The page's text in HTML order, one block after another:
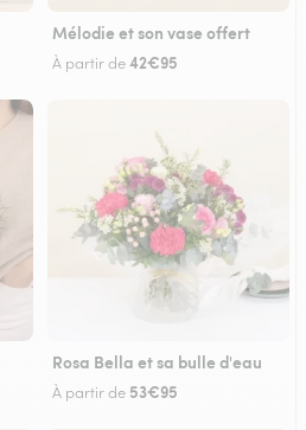
Mélodie et son vase offert
À partir de42€95
Rosa Bella et sa bulle d'eau
À partir de 53€95